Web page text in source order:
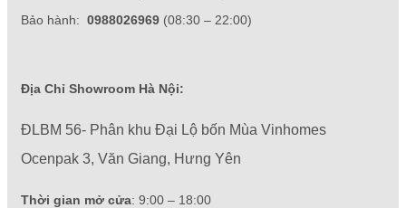
Bảo hành: 0988026969 (08:30 – 22:00)
Địa Chỉ Showroom Hà Nội:
ĐLBM 56- Phân khu Đại Lộ bốn Mùa Vinhomes
Ocenpak 3, Văn Giang, Hưng Yên
Thời gian mở cửa: 9:00 – 18:00